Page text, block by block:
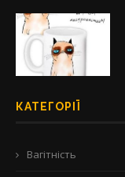
КАТЕГОРІЇ
Вагітність